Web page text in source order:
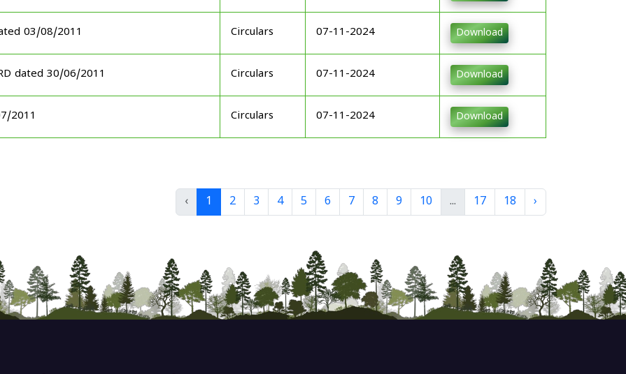
03/08/2011 Circulars 07-11-2024 Download
dated 30/06/2011 Circulars 07-11-2024 Download
2011 Circulars 07-11-2024 Download
‹ 1 2 3 4 5 6 7 8 9 10 ... 17 18 ›